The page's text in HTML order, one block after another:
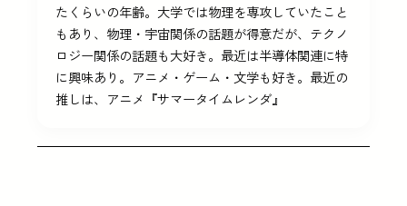
たくらいの年齢。大学では物理を専攻していたこと
もあり、物理・宇宙関係の話題が得意だが、テクノ
ロジー関係の話題も大好き。最近は半導体関連に特
に興味あり。アニメ・ゲーム・文学も好き。最近の
推しは、アニメ『サマータイムレンダ』